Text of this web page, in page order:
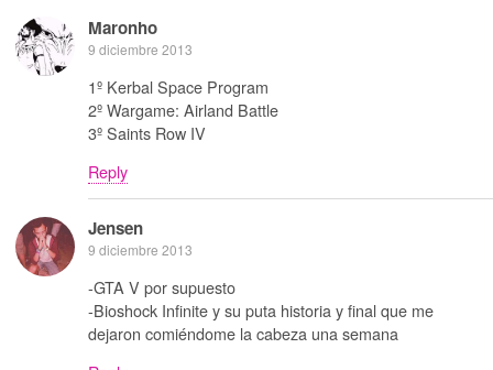
Maronho
9 diciembre 2013
1º Kerbal Space Program
2º Wargame: Airland Battle
3º Saints Row IV
Reply
Jensen
9 diciembre 2013
-GTA V por supuesto
-Bioshock Infinite y su puta historia y final que me
dejaron comiéndome la cabeza una semana